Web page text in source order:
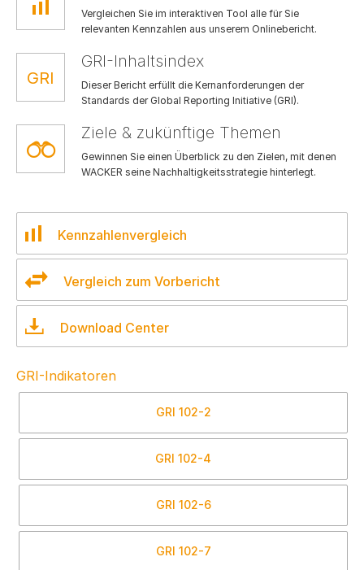
Vergleichen Sie im interaktiven Tool alle für Sie
relevanten Kennzahlen aus unserem Onlinebericht.
GRI-Inhaltsindex
Dieser Bericht erfüllt die Kernanforderungen der
Standards der Global Reporting Initiative (GRI).
Ziele & zukünftige Themen
Gewinnen Sie einen Überblick zu den Zielen, mit denen
WACKER seine Nachhaltigkeitsstrategie hinterlegt.
Kennzahlenvergleich
Vergleich zum Vorbericht
Download Center
GRI-Indikatoren
GRI 102-2
GRI 102-4
GRI 102-6
GRI 102-7